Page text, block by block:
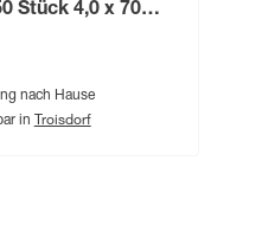
Stück 4,0 x 70
nach Hause
in Troisdorf